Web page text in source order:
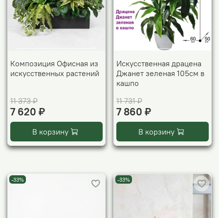
Композиция Офисная из
искусственных растений
11 373 ₽
7 620 ₽
В корзину
Искусственная драцена
Джанет зеленая 105см в
кашпо
11 731 ₽
7 860 ₽
В корзину
-33% -33%